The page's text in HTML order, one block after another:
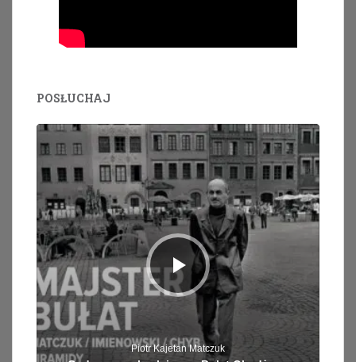
POSŁUCHAJ
Odtwarzacz
dźwiękowych
Piotr Kajetan Matczuk